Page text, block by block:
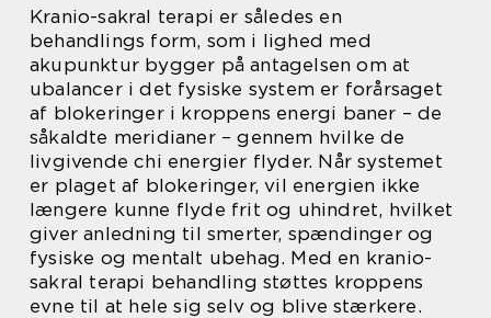
Kranio-sakral terapi er således en
behandlings form, som i lighed med
akupunktur bygger på antagelsen om at
ubalancer i det fysiske system er forårsaget
af blokeringer i kroppens energi baner – de
såkaldte meridianer – gennem hvilke de
livgivende chi energier flyder. Når systemet
er plaget af blokeringer, vil energien ikke
længere kunne flyde frit og uhindret, hvilket
giver anledning til smerter, spændinger og
fysiske og mentalt ubehag. Med en kranio-
sakral terapi behandling støttes kroppens
evne til at hele sig selv og blive stærkere.